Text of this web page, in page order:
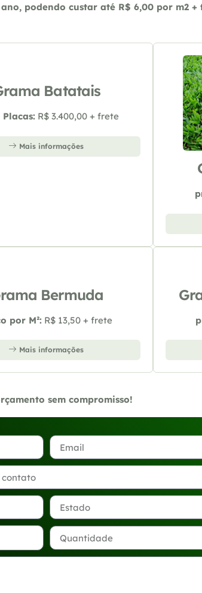
podendo custar até R$ 6,00 por m2 +
Batatais
R$ 3.400,00 + frete
Mais informações
Bermuda
por M²: R$ 13,50 + frete
Mais informações
sem compromisso!